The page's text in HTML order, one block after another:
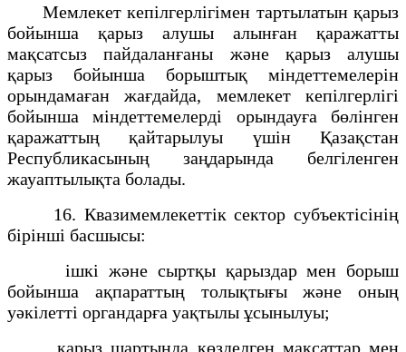
Мемлекет кепілгерлігімен тартылатын қарыз
бойынша қарыз алушы алынған қаражатты
мақсатсыз пайдаланғаны және қарыз алушы
қарыз бойынша борыштық міндеттемелерін
орындамаған жағдайда, мемлекет кепілгерлігі
бойынша міндеттемелерді орындауға бөлінген
қаражаттың қайтарылуы үшін Қазақстан
Республикасының заңдарында белгіленген
жауаптылықта болады.
16. Квазимемлекеттік сектор субъектісінің
бірінші басшысы:
ішкі және сыртқы қарыздар мен борыш
бойынша ақпараттың толықтығы және оның
уәкілетті органдарға уақтылы ұсынылуы;
қарыз шартында көзделген мақсаттар мен